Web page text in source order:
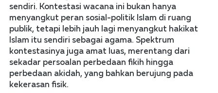
sendiri. Kontestasi wacana ini bukan hanya
menyangkut peran sosial-politik Islam di ruang
publik, tetapi lebih jauh lagi menyangkut hakikat
Islam itu sendiri sebagai agama. Spektrum
kontestasinya juga amat luas, merentang dari
sekadar persoalan perbedaan fikih hingga
perbedaan akidah, yang bahkan berujung pada
kekerasan fisik.